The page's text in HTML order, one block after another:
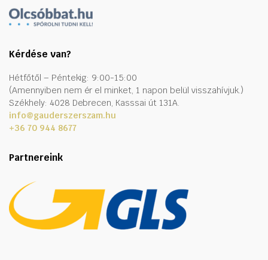
Kérdése van?
Hétfőtől – Péntekig: 9:00-15:00
(Amennyiben nem ér el minket, 1 napon belül visszahívjuk.)
Székhely: 4028 Debrecen, Kasssai út 131A.
info@gauderszerszam.hu
+36 70 944 8677
Partnereink